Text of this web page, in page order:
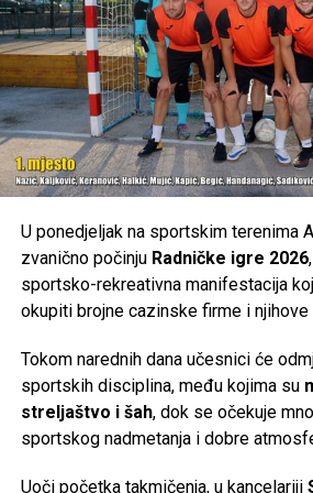
Share Post
Share
Tweet
Mail
U ponedjeljak na sportskim terenima
zvanično počinju Radničke igre 2026
sportsko-rekreativna manifestacija
okupiti brojne cazinske firme i
Tokom narednih dana učesnici će
sportskih disciplina, među kojima su
streljaštvo i šah, dok se očekuje
sportskog nadmetanja i dobre
Uoči početka takmičenja, u kancelariji